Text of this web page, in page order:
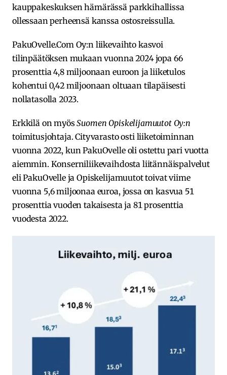
kauppakeskuksen hämärässä parkkihallissa
ollessaan perheensä kanssa ostosreissulla.
PakuOvelle.Com Oy:n liikevaihto kasvoi
tilinpäätöksen mukaan vuonna 2024 jopa 66
prosenttia 4,8 miljoonaan euroon ja liiketulos
kohentui 0,42 miljoonaan oltuaan tilapäisesti
nollatasolla 2023.
Erkkilä on myösSuomen Opiskelijamuutot Oy:n
toimitusjohtaja. Cityvarasto osti liiketoiminnan
vuonna 2022, kun PakuOvelle oli ostettu pari vuotta
aiemmin. Konserniliikevaihdosta liitännäispalvelut
eli PakuOvelle ja Opiskelijamuutot toivat viime
vuonna 5,6 miljoonaa euroa, jossa on kasvua 51
prosenttia vuoden takaisesta ja 81 prosenttia
vuodesta 2022.